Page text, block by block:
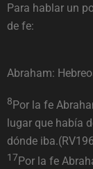
Para hablar un
de fe:
Abraham:
8Por la fe
lugar que había
dónde
17 Por la fe